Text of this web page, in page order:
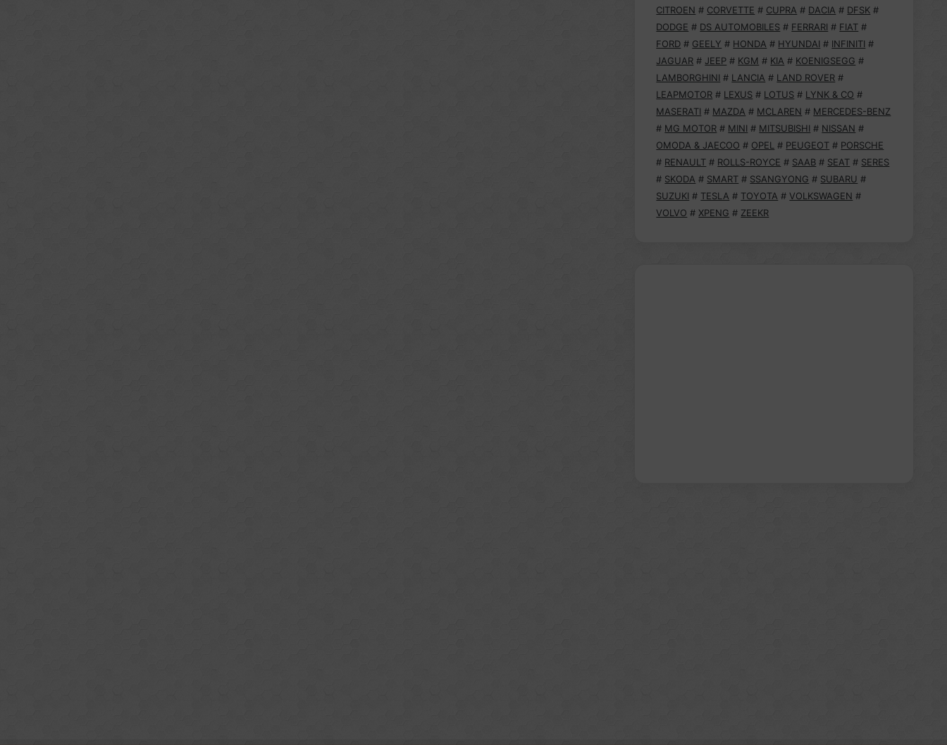
CITROEN # CORVETTE # CUPRA # DACIA # DFSK #
DODGE # DS AUTOMOBILES # FERRARI # FIAT #
FORD # GEELY # HONDA # HYUNDAI # INFINITI #
JAGUAR # JEEP # KGM # KIA # KOENIGSEGG #
LAMBORGHINI # LANCIA # LAND ROVER #
LEAPMOTOR # LEXUS # LOTUS # LYNK & CO #
MASERATI # MAZDA # MCLAREN # MERCEDES-BENZ
# MG MOTOR # MINI # MITSUBISHI # NISSAN #
OMODA & JAECOO # OPEL # PEUGEOT # PORSCHE
# RENAULT # ROLLS-ROYCE # SAAB # SEAT # SERES
# SKODA # SMART # SSANGYONG # SUBARU #
SUZUKI # TESLA # TOYOTA # VOLKSWAGEN #
VOLVO # XPENG # ZEEKR